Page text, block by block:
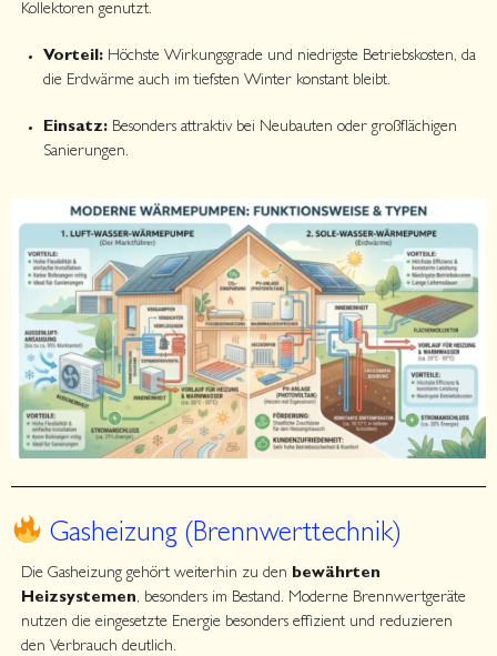
Kollektoren genutzt.
Vorteil:Höchste Wirkungsgrade und niedrigste Betriebskosten, da
die Erdwärme auch im tiefsten Winter konstant bleibt.
Einsatz:Besonders attraktiv bei Neubauten oder großflächigen
Sanierungen.
Gasheizung (Brennwerttechnik)
Die Gasheizung gehört weiterhin zu den bewährten
Heizsystemen, besonders im Bestand. Moderne Brennwertgeräte
nutzen die eingesetzte Energie besonders effizient und reduzieren
den Verbrauch deutlich.